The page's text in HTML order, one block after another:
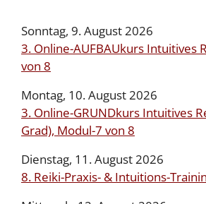
Sonntag, 9. August 2026
3. Online-AUFBAUkurs Intuitives
von 8
Montag, 10. August 2026
3. Online-GRUNDkurs Intuitives
Grad), Modul-7 von 8
Dienstag, 11. August 2026
8. Reiki-Praxis- & Intuitions-